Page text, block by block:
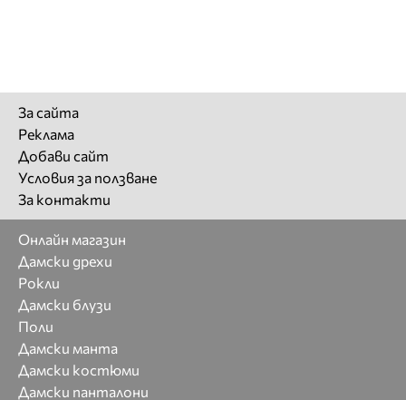
За сайта
Реклама
Добави сайт
Условия за ползване
За контакти
Онлайн магазин
Дамски дрехи
Рокли
Дамски блузи
Поли
Дамски манта
Дамски костюми
Дамски панталони